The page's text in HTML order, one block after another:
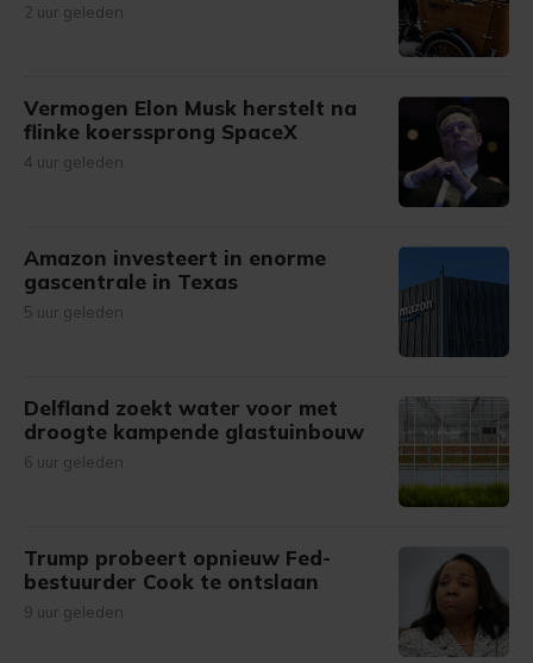
2 uur geleden
Vermogen Elon Musk herstelt na
flinke koerssprong SpaceX
4 uur geleden
Amazon investeert in enorme
gascentrale in Texas
5 uur geleden
Delfland zoekt water voor met
droogte kampende glastuinbouw
6 uur geleden
Trump probeert opnieuw Fed-
bestuurder Cook te ontslaan
9 uur geleden